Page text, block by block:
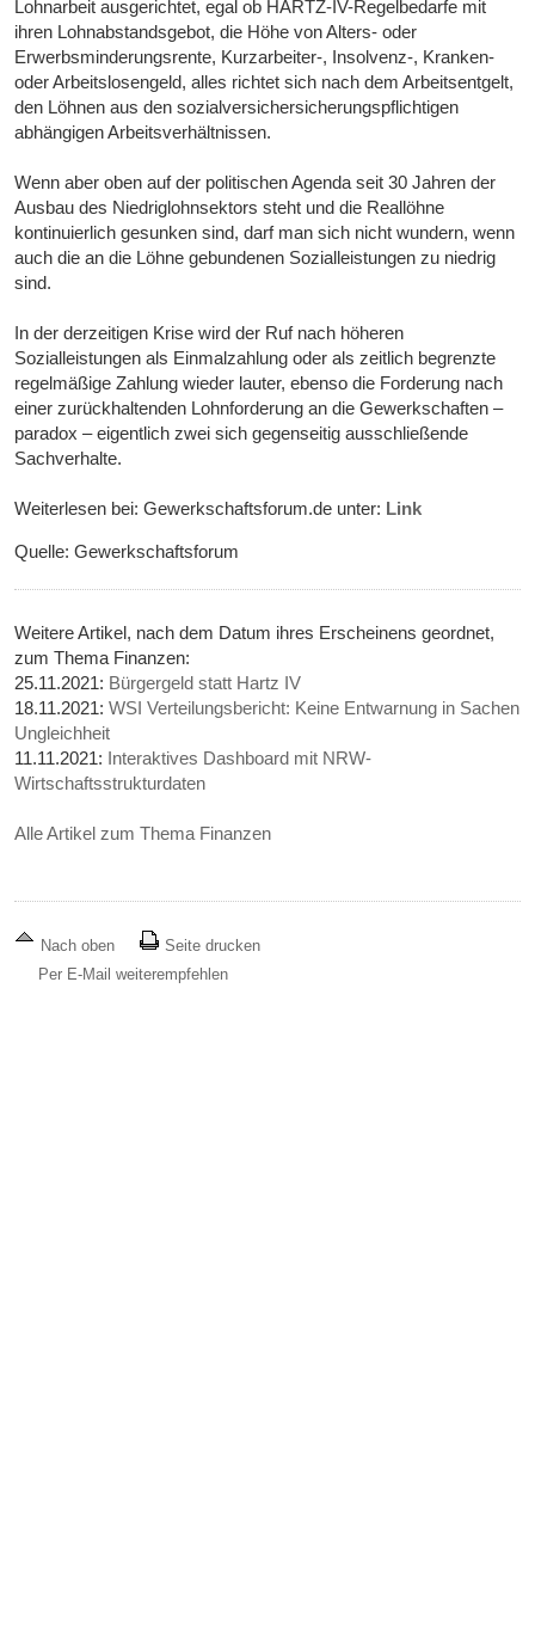
Lohnarbeit ausgerichtet, egal ob HARTZ-IV-Regelbedarfe mit
ihren Lohnabstandsgebot, die Höhe von Alters- oder
Erwerbsminderungsrente, Kurzarbeiter-, Insolvenz-, Kranken-
oder Arbeitslosengeld, alles richtet sich nach dem Arbeitsentgelt,
den Löhnen aus den sozialversichersicherungspflichtigen
abhängigen Arbeitsverhältnissen.
Wenn aber oben auf der politischen Agenda seit 30 Jahren der
Ausbau des Niedriglohnsektors steht und die Reallöhne
kontinuierlich gesunken sind, darf man sich nicht wundern, wenn
auch die an die Löhne gebundenen Sozialleistungen zu niedrig
sind.
In der derzeitigen Krise wird der Ruf nach höheren
Sozialleistungen als Einmalzahlung oder als zeitlich begrenzte
regelmäßige Zahlung wieder lauter, ebenso die Forderung nach
einer zurückhaltenden Lohnforderung an die Gewerkschaften –
paradox – eigentlich zwei sich gegenseitig ausschließende
Sachverhalte.
Weiterlesen bei: Gewerkschaftsforum.de unter: Link
Quelle: Gewerkschaftsforum
Weitere Artikel, nach dem Datum ihres Erscheinens geordnet,
zum Thema Finanzen:
25.11.2021: Bürgergeld statt Hartz IV
18.11.2021:WSI Verteilungsbericht: Keine Entwarnung in Sachen
Ungleichheit
11.11.2021: Interaktives Dashboard mit NRW-
Wirtschaftsstrukturdaten
Alle Artikel zum Thema Finanzen
Nach oben
Seite drucken
Per E-Mail weiterempfehlen